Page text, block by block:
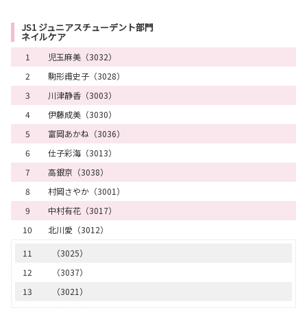
16
（2002）
17
（2006）
18
（2032）
19
（2005）
20
（2026）
21
（2020）
22
（2015）
23
（2038）
24
（2022）
25
（2014）
26
（2027）
27
（2036）
28
（2029）
29
（2007）
JS1 ジュニアスチューデント部門
ネイルケア
1
児玉麻美（3032）
2
駒形甫史子（3028）
3
川津静香（3003）
4
伊藤成美（3030）
5
富岡あかね（3036）
6
仕子彩海（3013）
7
高銀京（3038）
8
村岡さやか（3001）
9
中村有花（3017）
10
北川愛（3012）
11
（3025）
12
（3037）
13
（3021）